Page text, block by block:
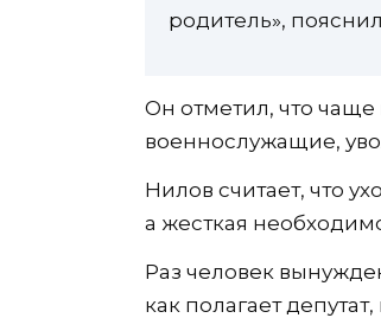
родитель»,
Он отметил, что
военнослужащие,
Нилов считает, что
а жесткая
Раз человек
как полагает